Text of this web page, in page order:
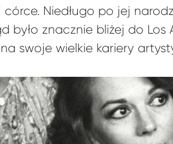
córce. Niedługo po jej
było znacznie bliżej do
swoje wielkie kariery